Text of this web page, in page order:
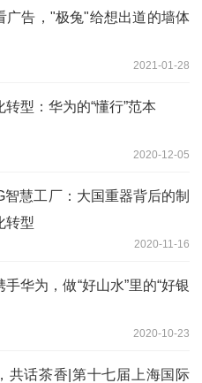
广告，"极兔"给想出道的墙体
2021-01-28
型：华为的“懂行”范本
2020-12-05
智慧工厂：大国重器背后的制
转型
2020-11-16
华为，做“好山水”里的“好银
2020-10-23
共话茶香|第十七届上海国际